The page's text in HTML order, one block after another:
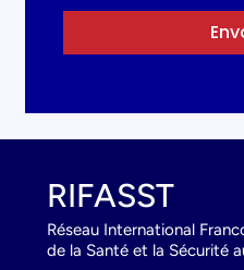
RIFASST
Réseau International
de la Santé et la Sécurité